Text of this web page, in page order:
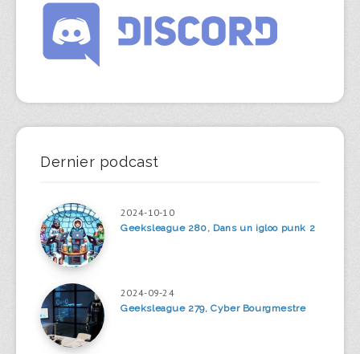
Dernier podcast
2024-10-10
Geeksleague 280, Dans un igloo punk 2
2024-09-24
Geeksleague 279, Cyber Bourgmestre